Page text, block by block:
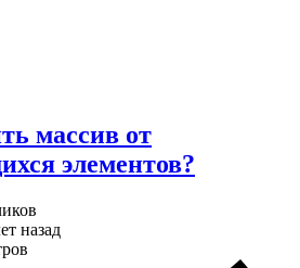
массив от
элементов?
назад